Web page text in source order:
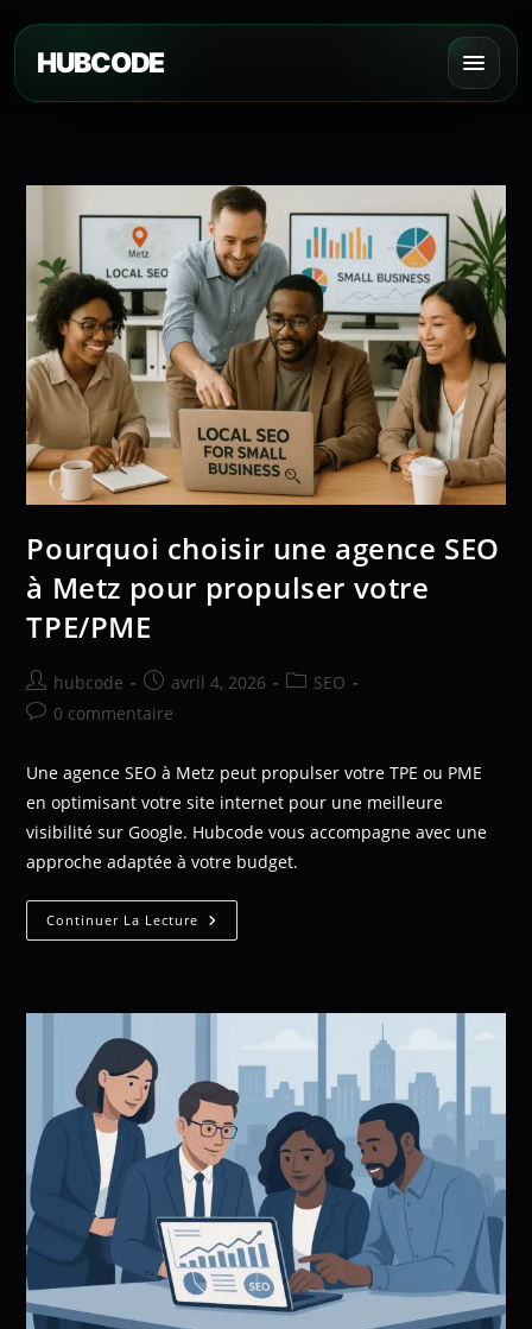
HUBCODE
Pourquoi choisir une agence SEO
à Metz pour propulser votre
TPE/PME
hubcode avril 4, 2026
SEO
0 commentaire
Une agence SEO à Metz peut propulser votre TPE ou PME
en optimisant votre site internet pour une meilleure
visibilité sur Google. Hubcode vous accompagne avec une
approche adaptée à votre budget.
Continuer La Lecture